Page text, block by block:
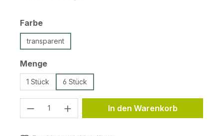
Farbeauswählen
transparent
Mengeauswählen
1 Stück 6 Stück
Produkt Anzahl: Gib den
In den Warenkorb